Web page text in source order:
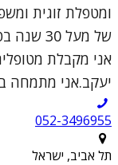
ומטפלת זוגית
של מעל
אני מקבלת
יעקב.אני מתמחה
052-3496955
תל אביב, ישראל